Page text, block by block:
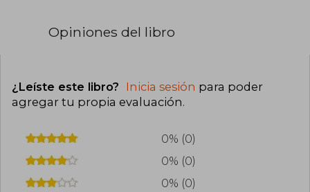
Opiniones del libro
¿Leíste este libro? Inicia sesión para poder
agregar tu propia evaluación.
0% (0)
0% (0)
0% (0)